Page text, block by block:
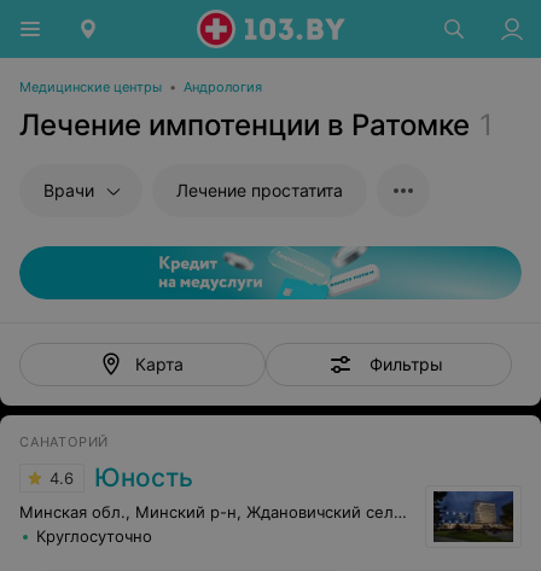
Медицинские центры • Андрология
Лечение импотенции в Ратомке 1
Врачи Лечение простатита
Карта Фильтры
САНАТОРИЙ
4.6 Юность
Минская обл., Минский р-н, Ждановичский сельсовет, 67
Круглосуточно